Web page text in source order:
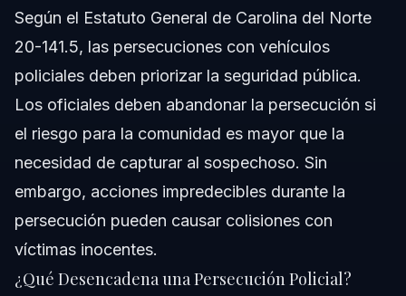
Según el Estatuto General de Carolina del Norte
20-141.5, las persecuciones con vehículos
policiales deben priorizar la seguridad pública.
Los oficiales deben abandonar la persecución si
el riesgo para la comunidad es mayor que la
necesidad de capturar al sospechoso. Sin
embargo, acciones impredecibles durante la
persecución pueden causar colisiones con
víctimas inocentes.
¿Qué Desencadena una Persecución Policial?